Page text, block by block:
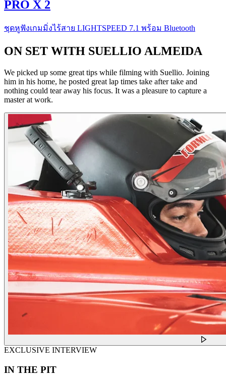
PRO X 2
ชุดหูฟังเกมมิ่งไร้สาย LIGHTSPEED 7.1 พร้อม Bluetooth
ON SET WITH SUELLIO ALMEIDA
We picked up some great tips while filming with Suellio. Joining
him in his home, he posted great lap times take after take and
nothing could tear away his focus. It was a pleasure to capture a
master at work.
EXCLUSIVE INTERVIEW
IN THE PIT